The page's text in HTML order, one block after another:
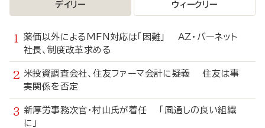
デイリー ウィークリー
薬価以外によるMFN対応は「困難」 AZ・バーネット
社長、制度改革求める
米投資調査会社、住友ファーマ会計に疑義 住友は事
実関係を否定
新厚労事務次官・村山氏が着任 「風通しの良い組織
に」